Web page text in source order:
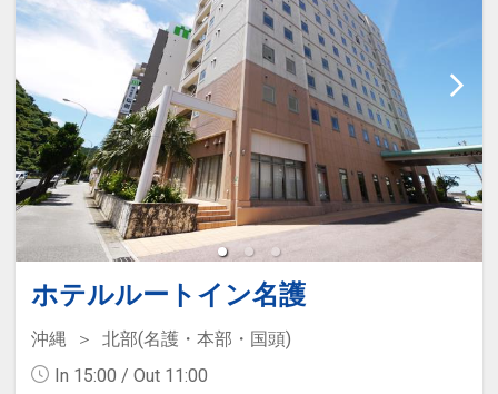
ホテルルートイン名護
沖縄
北部(名護・本部・国頭)
In 15:00 / Out 11:00